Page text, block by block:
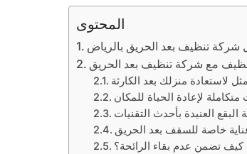
المحتوى
شركة تنظيف بعد الحريق بالرياض
لاستعادة منزلك بعد الكارثة
لإعادة الحياة للمكان
العنيدة بأحدث التقنيات
خاصة للسقف بعد الحريق
كيف تضمن عدم بقاء الرائحة؟